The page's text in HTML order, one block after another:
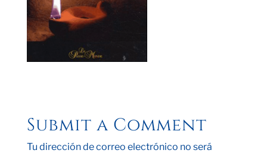
Submit a Comment
Tu dirección de correo electrónico no será